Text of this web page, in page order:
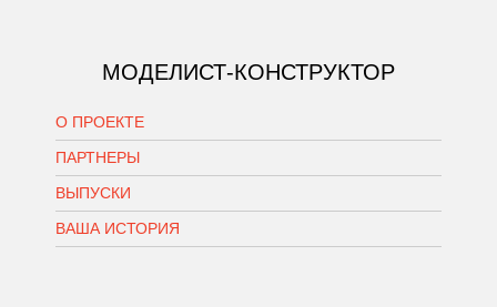
МОДЕЛИСТ-КОНСТРУКТОР
О ПРОЕКТЕ
ПАРТНЕРЫ
ВЫПУСКИ
ВАША ИСТОРИЯ